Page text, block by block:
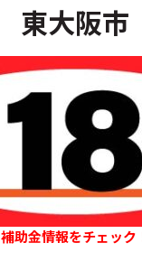
東大阪市
補助金情報をチェック